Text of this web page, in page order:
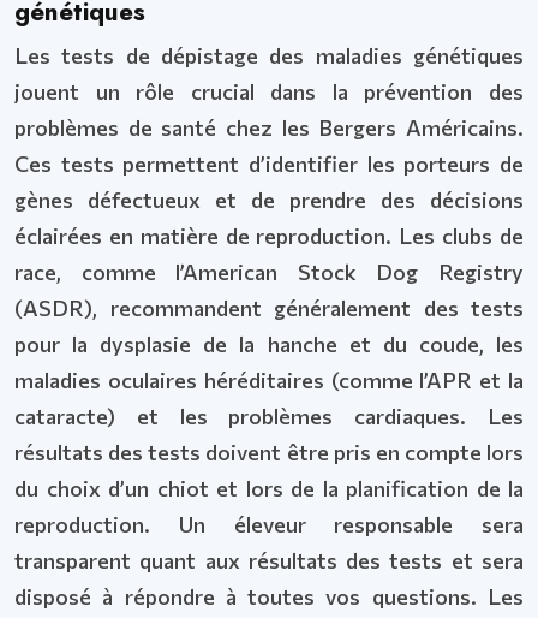
génétiques
Les tests de dépistage des maladies génétiques
jouent un rôle crucial dans la prévention des
problèmes de santé chez les Bergers Américains.
Ces tests permettent d’identifier les porteurs de
gènes défectueux et de prendre des décisions
éclairées en matière de reproduction. Les clubs de
race, comme l’American Stock Dog Registry
(ASDR), recommandent généralement des tests
pour la dysplasie de la hanche et du coude, les
maladies oculaires héréditaires (comme l’APR et la
cataracte) et les problèmes cardiaques. Les
résultats des tests doivent être pris en compte lors
du choix d’un chiot et lors de la planification de la
reproduction. Un éleveur responsable sera
transparent quant aux résultats des tests et sera
disposé à répondre à toutes vos questions. Les